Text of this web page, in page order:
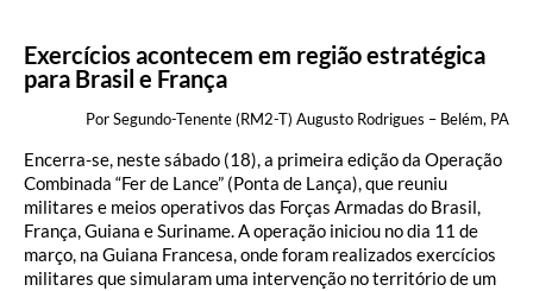
Exercícios acontecem em região estratégica
para Brasil e França
Por Segundo-Tenente (RM2-T) Augusto Rodrigues – Belém, PA
Encerra-se, neste sábado (18), a primeira edição da Operação
Combinada “Fer de Lance” (Ponta de Lança), que reuniu
militares e meios operativos das Forças Armadas do Brasil,
França, Guiana e Suriname. A operação iniciou no dia 11 de
março, na Guiana Francesa, onde foram realizados exercícios
militares que simularam uma intervenção no território de um